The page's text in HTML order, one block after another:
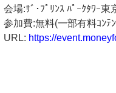
会場:ｻﾞ･ﾌﾟﾘﾝｽ ﾊﾟｰｸﾀﾜｰ東
参加費:無料(一部有料ｺﾝﾃ
URL: https://